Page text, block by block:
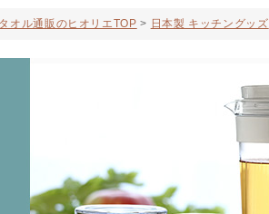
オル通販のヒオリエTOP 日本製 キッチングッズ